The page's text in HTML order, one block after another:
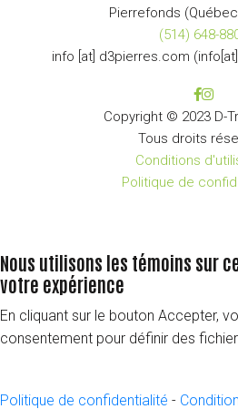
Copyright © 2023 D-
Tous droits
Conditions
Politique de
Pierrefonds
(514) 648-
info [at] d3pierres com
Nous utilisons les témoins sur
votre expérience
En cliquant sur le bouton Accepter,
consentement pour définir des
Politique de confidentialité -